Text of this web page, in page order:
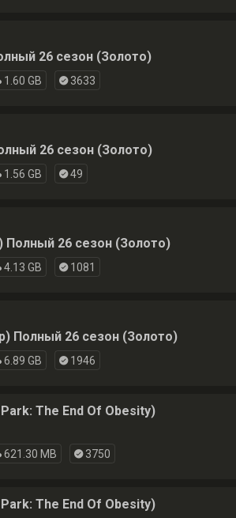
26 сезон (Золото)
1.60 GB 3633
26 сезон (Золото)
1.56 GB 49
Полный 26 сезон (Золото)
4.13 GB 1081
Полный 26 сезон (Золото)
6.89 GB 1946
The End Of Obesity)
621.30 MB 3750
The End Of Obesity)